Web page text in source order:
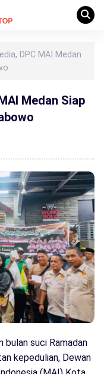
DPC MAI Medan
Medan Siap
suci Ramadan
kepedulian, Dewan